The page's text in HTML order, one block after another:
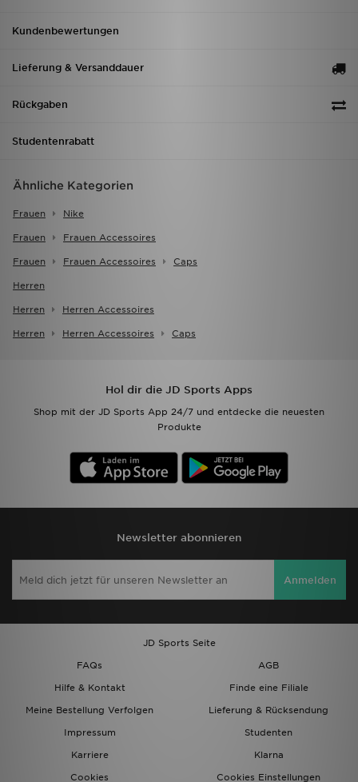
Kundenbewertungen
Lieferung & Versanddauer
Rückgaben
Studentenrabatt
Ähnliche Kategorien
Frauen Nike
Frauen Frauen Accessoires
Frauen Frauen Accessoires Caps
Herren
Herren Herren Accessoires
Herren Herren Accessoires Caps
Hol dir die JD Sports Apps
Shop mit der JD Sports App 24/7 und entdecke die neuesten
Produkte
Newsletter abonnieren
Anmelden
JD Sports Seite
FAQs
AGB
Hilfe & Kontakt
Finde eine Filiale
Meine Bestellung Verfolgen
Lieferung & Rücksendung
Impressum
Studenten
Karriere
Klarna
Cookies
Cookies Einstellungen